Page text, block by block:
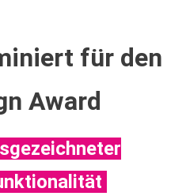
für den
Award